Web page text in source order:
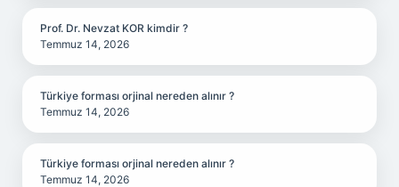
Prof. Dr. Nevzat KOR kimdir ?
Temmuz 14, 2026
Türkiye forması orjinal nereden alınır ?
Temmuz 14, 2026
Türkiye forması orjinal nereden alınır ?
Temmuz 14, 2026